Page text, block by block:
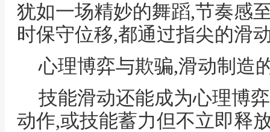
犹如一场精妙的舞蹈,节奏感
时保守位移,都通过指尖的滑
心理博弈与欺骗,滑动制造
技能滑动还能成为心理博
动作,或技能蓄力但不立即释